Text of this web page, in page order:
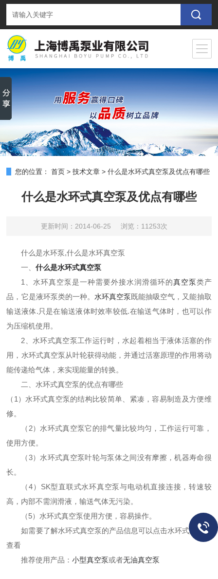
您的位置： 首页 >技术文章 >什么是水环式真空泵及优点有哪些
什么是水环式真空泵及优点有哪些
更新时间：2014-06-25 浏览：11253次
什么是水环泵,什么是水环真空泵
一、什么是水环式真空泵
1、水环真空泵是一种需要外接水润滑循环的真空泵类产
品，它是液环泵类的一种。 水环真空泵既能抽吸空气，又能抽取
输送液体.只是在输送液体时效率较低.在输送气体时，也可以作
为压缩机使用。
2、水环式真空泵工作运行时，水起着相当于液体活塞的作
用，水环式真空泵从叶轮获得动能，并通过活塞原理的作用将动
能传递给气体，来实现能量的转换。
二、水环式真空泵的优点有哪些
（1）水环式真空泵的结构比较简单、紧凑，容易制造及方便维
修。
（2）水环式真空泵它的排气量比较均匀，工作运行可靠，
使用方便。
（3）水环式真空泵叶轮与泵体之间没有摩擦，机器寿命很
长。
（4）SK型直联式水环真空泵与电动机直接连接，转速较
高，内部不需润滑液，输送气体无污染。
（5）水环式真空泵使用方便，容易操作。
如需要了解水环式真空泵的产品信息可以点击水环式真空泵
查看
推荐使用产品：小型真空泵或者无油真空泵